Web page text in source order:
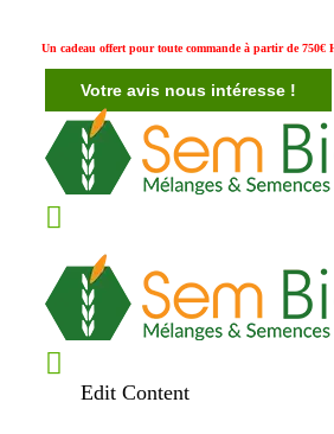
Un cadeau offert pour toute commande à partir de 750€
Votre avis nous intéresse !
Edit Content